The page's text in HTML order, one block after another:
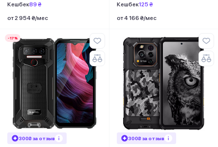
Кешбек89 ₴
от 2 954 ₴/мес
Кешбек125 ₴
от 4 166 ₴/мес
-17%
300₴ за отзыв 300₴ за отзыв